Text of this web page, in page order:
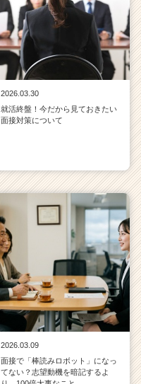
2026.03.30
就活終盤！今だから見ておきたい
面接対策について
2026.03.09
面接で「棒読みロボット」になっ
てない？志望動機を暗記するよ